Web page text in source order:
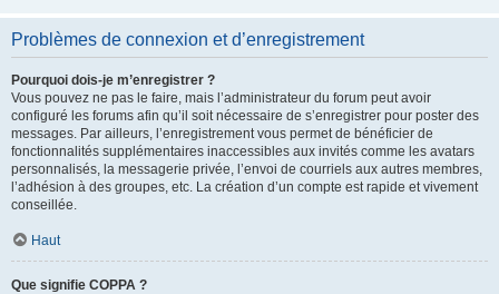
Problèmes de connexion et d’enregistrement
Pourquoi dois-je m’enregistrer ?
Vous pouvez ne pas le faire, mais l’administrateur du forum peut avoir
configuré les forums afin qu’il soit nécessaire de s’enregistrer pour poster des
messages. Par ailleurs, l’enregistrement vous permet de bénéficier de
fonctionnalités supplémentaires inaccessibles aux invités comme les avatars
personnalisés, la messagerie privée, l’envoi de courriels aux autres membres,
l’adhésion à des groupes, etc. La création d’un compte est rapide et vivement
conseillée.
Haut
Que signifie COPPA ?